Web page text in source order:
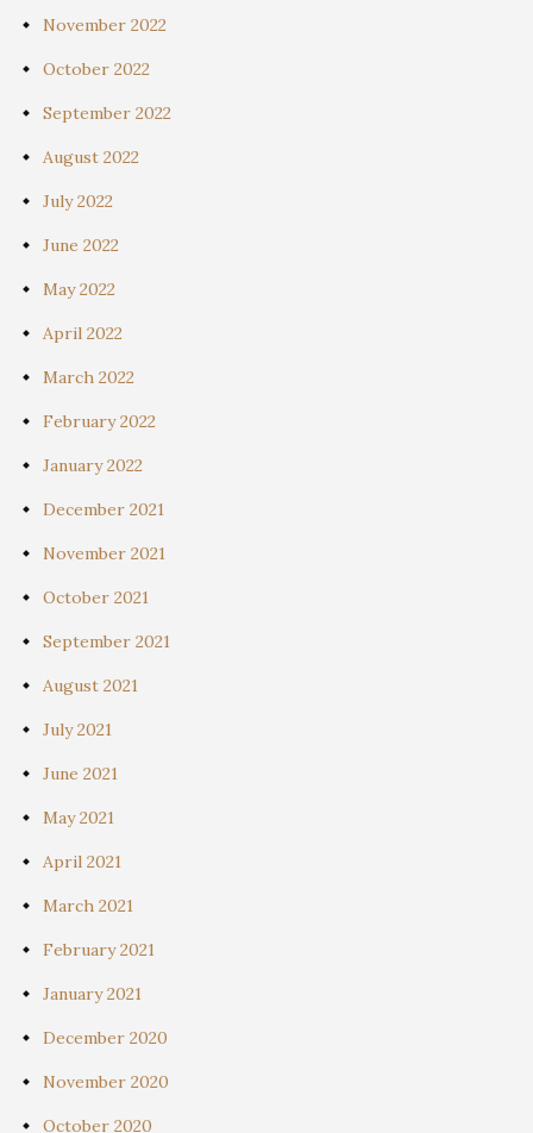
November 2022
October 2022
September 2022
August 2022
July 2022
June 2022
May 2022
April 2022
March 2022
February 2022
January 2022
December 2021
November 2021
October 2021
September 2021
August 2021
July 2021
June 2021
May 2021
April 2021
March 2021
February 2021
January 2021
December 2020
November 2020
October 2020